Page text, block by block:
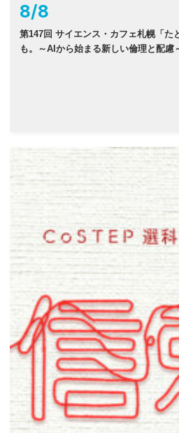
8/8
第147回 サイエンス・カフェ札幌「た
も。～AIから始まる新しい倫理と配慮